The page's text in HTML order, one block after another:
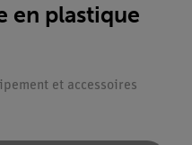
en plastique
et accessoires